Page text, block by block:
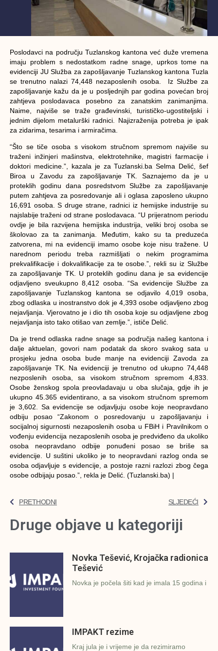
Poslodavci na području Tuzlanskog kantona već duže vremena
imaju problem s nedostatkom radne snage, uprkos tome na
evidenciji JU Služba za zapošljavanje Tuzlanskog kantona Tuzla
se trenutno nalazi 74,448 nezaposlenih osoba. Iz Službe za
zapošljavanje kažu da je u posljednjih par godina povećan broj
zahtjeva poslodavaca posebno za zanatskim zanimanjima.
Naime, najviše se traže građevinski, turističko-ugostiteljski i
jednim dijelom metalurški radnici. Najizraženija potreba je ipak
za zidarima, tesarima i armiračima.
“Što se tiče osoba s visokom stručnom spremom najviše su
traženi inžinjeri mašinstva, elektrotehnike, magistri farmacije i
doktori medicine.”, kazala je za Tuzlanski.ba Selma Delić, šef
Biroa u Zavodu za zapošljavanje TK. Saznajemo da je u
proteklih godinu dana posredstvom Službe za zapošljavanje
putem zahtjeva za posredovanje ali i oglasa zaposleno ukupno
16,691 osoba. S druge strane, radnici iz hemijske industrije su
najslabije traženi od strane poslodavaca. “U prijeratnom periodu
ovdje je bila razvijena hemijska industrija, veliki broj osoba se
školovao za ta zanimanja. Međutim, kako su ta preduzeća
zatvorena, mi na evidenciji imamo osobe koje nisu tražene. U
narednom periodu treba razmišljati o nekim programima
prekvalifikacije i dokvalifikacije za te osobe.”, rekli su iz Službe
za zapošljavanje TK. U proteklih godinu dana je sa evidencije
odjavljeno sveukupno 8,412 osoba. “Sa evidencije Službe za
zapošljavanje Tuzlanskog kantona se odjavilo 4,019 osoba,
zbog odlaska u inostranstvo dok je 4,393 osobe odjavljeno zbog
nejavljanja. Vjerovatno je i dio tih osoba koje su odjavljene zbog
nejavljanja isto tako otišao van zemlje.”, ističe Delić.
Da je trend odlaska radne snage sa područja našeg kantona i
dalje aktuelan, govori nam podatak da skoro svakog sata u
prosjeku jedna osoba bude manje na evidenciji Zavoda za
zapošljavanje TK. Na evidenciji je trenutno od ukupno 74,448
nezposlenih osoba, sa visokom stručnom spremom 4,833.
Osobe ženskog spola preovladavaju u oba slučaja, gdje ih je
ukupno 45.365 evidentirano, a sa visokom stručnom spremom
je 3,602. Sa evidencije se odjavljuju osobe koje neopravdano
odbiju posao “Zakonom o posredovanju u zapošljavanju i
socijalnoj sigurnosti nezaposlenih osoba u FBiH i Pravilnikom o
vođenju evidencija nezaposlenih osoba je predviđeno da ukoliko
osoba neopravdano odbije ponuđeni posao se briše sa
evidencije. U suštini ukoliko je to neopravdani razlog onda se
osoba odjavljuje s evidencije, a postoje razni razlozi zbog čega
osobe odbijaju posao.”, rekla je Delić. (Tuzlanski.ba) |
PRETHODNI SLJEDEĆI
Druge objave u kategoriji
Novka Tešević, Krojačka radionica
Tešević
Novka je počela šiti kad je imala 15 godina i
IMPAKT rezime
Kraj jula je i vrijeme je da rezimiramo